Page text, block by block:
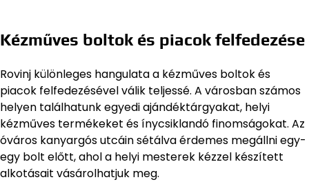
Kézműves boltok és piacok felfedezése
Rovinj különleges hangulata a kézműves boltok és
piacok felfedezésével válik teljessé. A városban számos
helyen találhatunk egyedi ajándéktárgyakat, helyi
kézműves termékeket és ínycsiklandó finomságokat. Az
óváros kanyargós utcáin sétálva érdemes megállni egy-
egy bolt előtt, ahol a helyi mesterek kézzel készített
alkotásait vásárolhatjuk meg.